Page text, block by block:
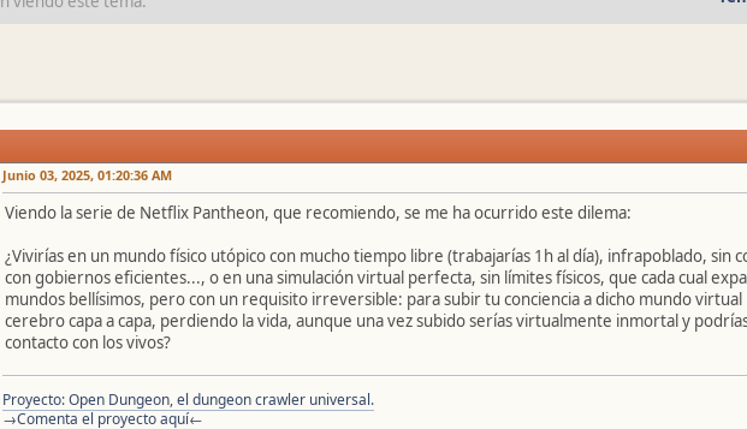
Junio 03, 2025, 01:20:36 AM
Viendo la serie de Netflix Pantheon, que recomiendo, se me ha ocurrido este dilema:
¿Vivirías en un mundo físico utópico con mucho tiempo libre (trabajarías 1h al día), infrapoblado, sin
con gobiernos eficientes..., o en una simulación virtual perfecta, sin límites físicos, que cada cual
mundos bellísimos, pero con un requisito irreversible: para subir tu conciencia a dicho mundo virtual
cerebro capa a capa, perdiendo la vida, aunque una vez subido serías virtualmente inmortal y
contacto con los vivos?
Proyecto: Open Dungeon, el dungeon crawler universal.
→Comenta el proyecto aquí←